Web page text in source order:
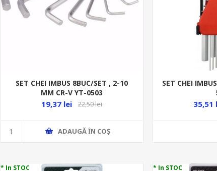
SET CHEI IMBUS 8BUC/SET , 2-10
MM CR-V YT-0503
19,37 lei 22,50 lei
ADAUGĂ ȊN COŞ
SET CHEI
35,51
* In STOC * In STOC